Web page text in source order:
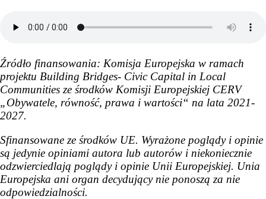
Źródło finansowania: Komisja Europejska w ramach
projektu Building Bridges- Civic Capital in Local
Communities ze środków Komisji Europejskiej CERV
„Obywatele, równość, prawa i wartości“ na lata 2021-
2027.
Sfinansowane ze środków UE. Wyrażone poglądy i opinie
są jedynie opiniami autora lub autorów i niekoniecznie
odzwierciedlają poglądy i opinie Unii Europejskiej. Unia
Europejska ani organ decydujący nie ponoszą za nie
odpowiedzialności.